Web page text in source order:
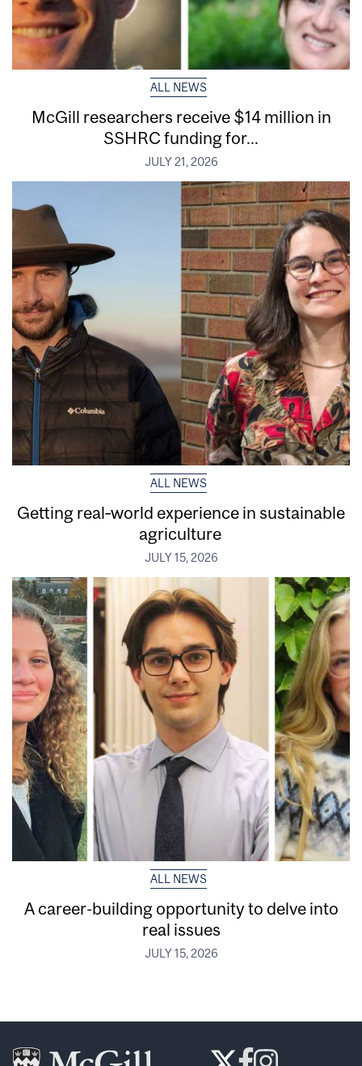
ALL NEWS
McGill researchers receive $14 million in
SSHRC funding for...
JULY 21, 2026
ALL NEWS
Getting real‑world experience in sustainable
agriculture
JULY 15, 2026
ALL NEWS
A career-building opportunity to delve into
real issues
JULY 15, 2026